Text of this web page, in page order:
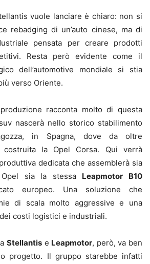
vuole lanciare è chiaro: non si
rebadging di un’auto cinese, ma di
pensata per creare prodotti
Resta però evidente come il
dell’automotive mondiale si stia
verso Oriente.
racconta molto di questa
nascerà nello storico stabilimento
in Spagna, dove da oltre
costruita la Opel Corsa. Qui verrà
dedicata che assemblerà sia
sia la stessa Leapmotor B10
europeo. Una soluzione che
di scala molto aggressive e una
costi logistici e industriali.
Stellantise Leapmotor, però, va ben
progetto. Il gruppo starebbe infatti